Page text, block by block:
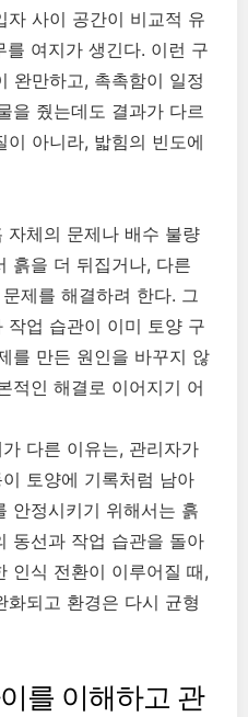
자 사이 공간이 비교적 유
여지가 생긴다. 이런 구
완만하고, 촉촉함이 일정
을 줬는데도 결과가 다르
아니라, 밟힘의 빈도에
자체의 문제나 배수 불량
흙을 더 뒤집거나, 다른
제를 해결하려 한다. 그
작업 습관이 이미 토양 구
를 만든 원인을 바꾸지 않
적인 해결로 이어지기 어
다른 이유는, 관리자가
토양에 기록처럼 남아
안정시키기 위해서는 흙
동선과 작업 습관을 돌아
인식 전환이 이루어질 때,
되고 환경은 다시 균형
를 이해하고 관